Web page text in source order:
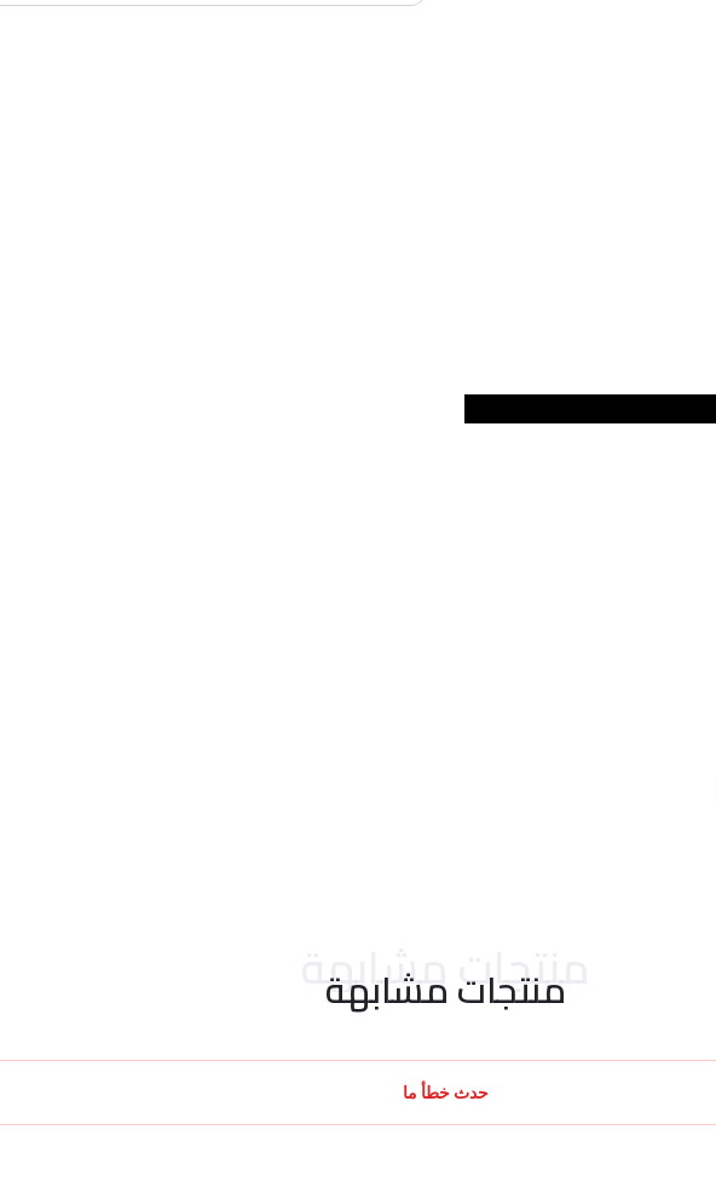
منتجات مشابهة
منتجات مشابهة
حدث خطأ ما